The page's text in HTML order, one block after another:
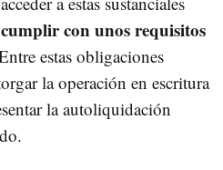
cumplir con unos requisitos
estas obligaciones
la operación en escritura
la autoliquidación